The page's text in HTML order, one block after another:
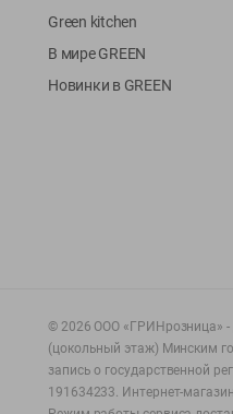
Green kitchen
В мире GREEN
Новинки в GREEN
© 2026 ООО «ГРИНрозница» -
(цокольный этаж) Минским
запись о государственной
191634233. Интернет-